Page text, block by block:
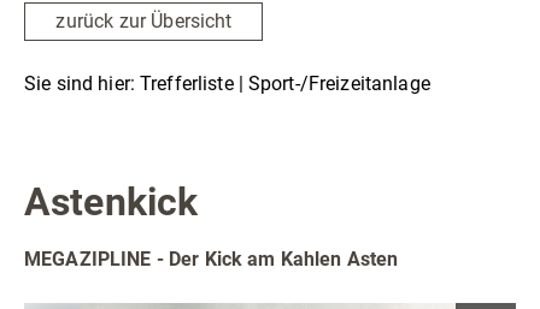
Vor Ort & Aktuelles
Veranstaltungen
zurück zur Übersicht
Sie sind hier: Trefferliste | Sport-/Freizeitanlage
Astenkick
MEGAZIPLINE - Der Kick am Kahlen Asten